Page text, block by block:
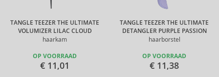
TANGLE TEEZER THE ULTIMATE
VOLUMIZER LILAC CLOUD
haarkam
OP VOORRAAD
€ 11,01
TANGLE TEEZER THE ULTIMATE
DETANGLER PURPLE PASSION
haarborstel
OP VOORRAAD
€ 11,38